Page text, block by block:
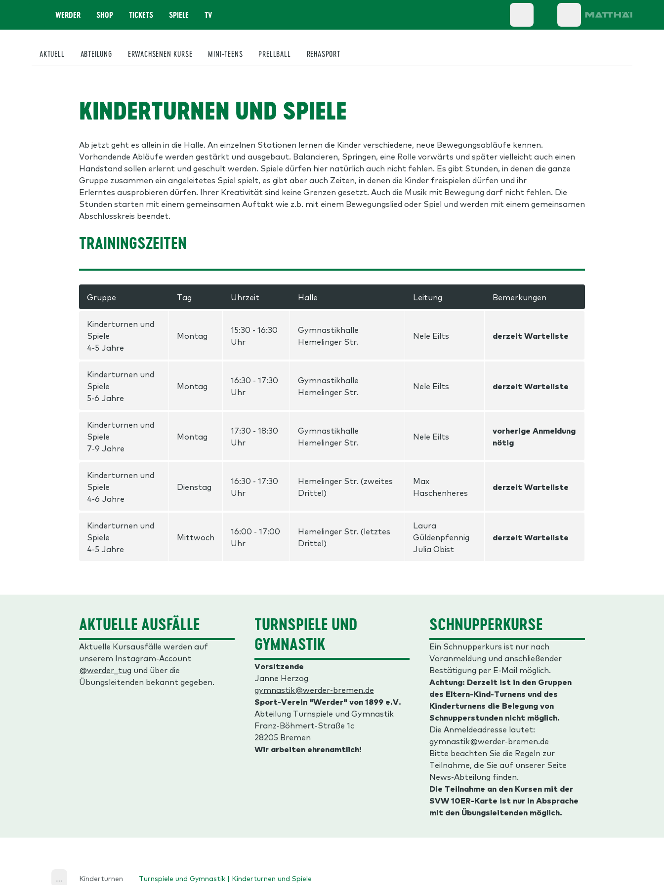
WERDER SHOP TICKETS SPIELE TV
AKTUELL ABTEILUNG ERWACHSENEN KURSE MINI-TEENS PRELLBALL REHASPORT
KINDERTURNEN UND SPIELE
Ab jetzt geht es allein in die Halle. An einzelnen Stationen lernen die Kinder verschiedene, neue Bewegungsabläufe kennen.
Vorhandende Abläufe werden gestärkt und ausgebaut. Balancieren, Springen, eine Rolle vorwärts und später vielleicht auch einen
Handstand sollen erlernt und geschult werden. Spiele dürfen hier natürlich auch nicht fehlen. Es gibt Stunden, in denen die ganze
Gruppe zusammen ein angeleitetes Spiel spielt, es gibt aber auch Zeiten, in denen die Kinder freispielen dürfen und ihr
Erlerntes ausprobieren dürfen. Ihrer Kreativität sind keine Grenzen gesetzt. Auch die Musik mit Bewegung darf nicht fehlen. Die
Stunden starten mit einem gemeinsamen Auftakt wie z.b. mit einem Bewegungslied oder Spiel und werden mit einem gemeinsamen
Abschlusskreis beendet.
TRAININGSZEITEN
Gruppe Tag Uhrzeit Halle Leitung Bemerkungen
Kinderturnen und
Spiele
4-5 Jahre
Montag
15:30 - 16:30
Uhr
Gymnastikhalle
Hemelinger Str.
Nele Eilts derzeit Warteliste
Kinderturnen und
Spiele
5-6 Jahre
Montag
16:30 - 17:30
Uhr
Gymnastikhalle
Hemelinger Str.
Nele Eilts derzeit Warteliste
Kinderturnen und
Spiele
7-9 Jahre
Montag
17:30 - 18:30
Uhr
Gymnastikhalle
Hemelinger Str.
Nele Eilts
vorherige Anmeldung
nötig
Kinderturnen und
Spiele
4-6 Jahre
Dienstag
16:30 - 17:30
Uhr
Hemelinger Str. (zweites
Drittel)
Max
Haschenheres
derzeit Warteliste
Kinderturnen und
Spiele
4-5 Jahre
Mittwoch
16:00 - 17:00
Uhr
Hemelinger Str. (letztes
Drittel)
Laura
Güldenpfennig
Julia Obist
derzeit Warteliste
AKTUELLE AUSFÄLLE
Aktuelle Kursausfälle werden auf
unserem Instagram-Account
@werder_tug und über die
Übungsleitenden bekannt gegeben.
TURNSPIELE UND
GYMNASTIK
Vorsitzende
Janne Herzog
gymnastik@werder-bremen.de
Sport-Verein "Werder" von 1899 e.V.
Abteilung Turnspiele und Gymnastik
Franz-Böhmert-Straße 1c
28205 Bremen
Wir arbeiten ehrenamtlich!
SCHNUPPERKURSE
Ein Schnupperkurs ist nur nach
Voranmeldung und anschließender
Bestätigung per E-Mail möglich.
Achtung: Derzeit ist in den Gruppen
des Eltern-Kind-Turnens und des
Kinderturnens die Belegung von
Schnupperstunden nicht möglich.
Die Anmeldeadresse lautet:
gymnastik@werder-bremen.de
Bitte beachten Sie die Regeln zur
Teilnahme, die Sie auf unserer Seite
News-Abteilung finden.
Die Teilnahme an den Kursen mit der
SVW 10ER-Karte ist nur in Absprache
mit den Übungsleitenden möglich.
Kinderturnen Turnspiele und Gymnastik | Kinderturnen und Spiele